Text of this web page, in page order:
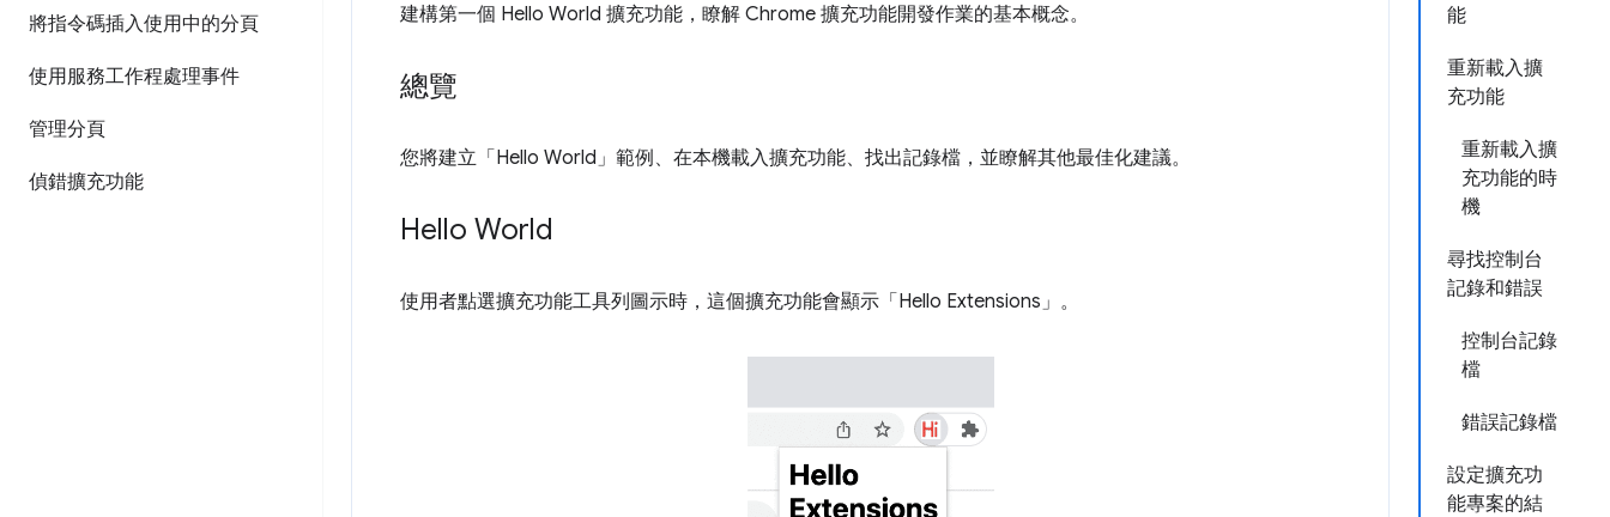
將指令碼插入使用中的分頁
使用服務工作程處理事件
管理分頁
偵錯擴充功能
能
重新載入擴
充功能
重新載入擴
充功能的時
機
尋找控制台
記錄和錯誤
控制台記錄
檔
錯誤記錄檔
設定擴充功
能專案的結
建構第一個 Hello World 擴充功能，瞭解 Chrome 擴充功能開發作業的基本概念。
總覽
您將建立「Hello World」範例、在本機載入擴充功能、找出記錄檔，並瞭解其他最佳化建議。
Hello World
使用者點選擴充功能工具列圖示時，這個擴充功能會顯示「Hello Extensions」。